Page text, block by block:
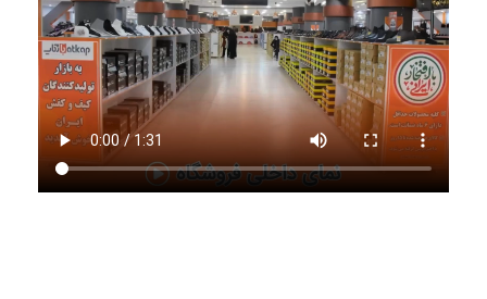
از کفش‌های طبی، رسمی، روزمره و صندل گرفته تا کیف، کمربند،
کیف پول، پوشاک و انواعاکسسوری‌های چرمی، همه را می‌توانید در
یک فروشگاه پیدا کنید؛ بدون اینکه زمان خود را میان چندین
فروشگاه مختلف صرف کنید.